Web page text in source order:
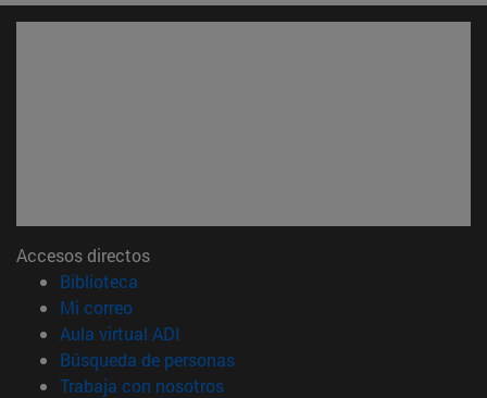
Accesos directos
Biblioteca
Mi correo(abre en nueva ventana)
Aula virtual ADI
Búsqueda de personas(abre en nueva ventana)
Trabaja con nosotros(abre en nueva ventana)